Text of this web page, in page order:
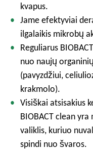
kvapus.
Jame efektyviai
ilgalaikis mikrobų
Reguliarus
nuo naujų
(pavyzdžiui,
krakmolo).
Visiškai atsisakius
BIOBACT clean
valiklis, kuriuo
spindi nuo švaros.